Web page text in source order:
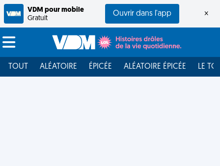
VDM pour mobile
Gratuit
Ouvrir dans l'app ×
TOUT ALÉATOIRE ÉPICÉE ALÉATOIRE ÉPICÉE LE